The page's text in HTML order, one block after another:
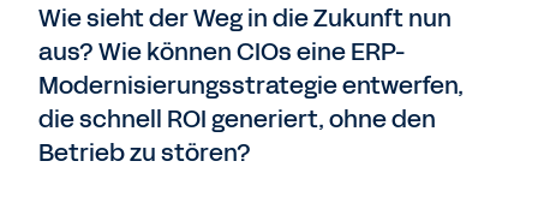
Wie sieht der Weg in die Zukunft nun
aus? Wie können CIOs eine ERP-
Modernisierungsstrategie entwerfen,
die schnell ROI generiert, ohne den
Betrieb zu stören?